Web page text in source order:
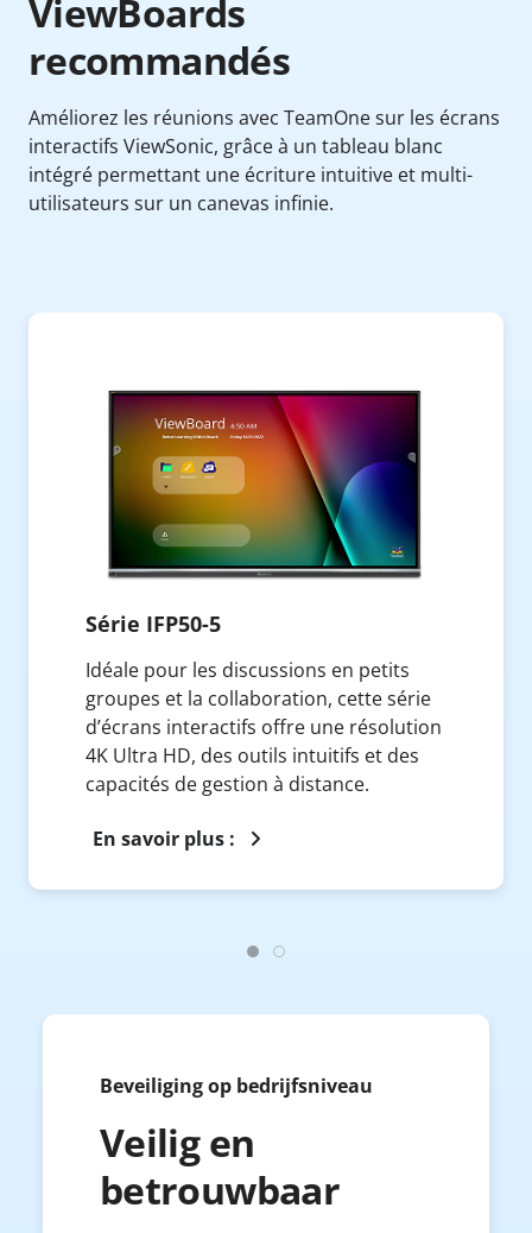
ViewBoards
recommandés
Améliorez les réunions avec TeamOne sur les écrans
interactifs ViewSonic, grâce à un tableau blanc
intégré permettant une écriture intuitive et multi-
utilisateurs sur un canevas infinie.
Série IFP50-5
Idéale pour les discussions en petits
groupes et la collaboration, cette série
d’écrans interactifs offre une résolution
4K Ultra HD, des outils intuitifs et des
capacités de gestion à distance.
En savoir plus :
Beveiliging op bedrijfsniveau
Veilig en
betrouwbaar